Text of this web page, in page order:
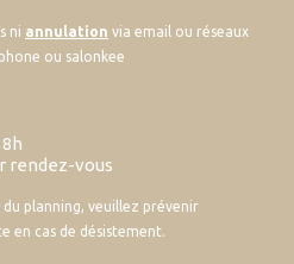
ni annulation via email ou réseaux
ou salonkee
rendez-vous
planning, veuillez prévenir
en cas de désistement.